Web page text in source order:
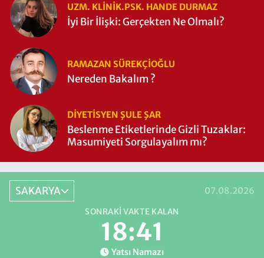
UZM. KLINIK.PSK. HANDE DURMAZ
İyi Bir İlişki: Gerçekten Ne Olmalı?
RAMAZAN SÜREKÇIOĞLU
Nereden Bakalım ?
DIYETISYEN ŞULE ŞAR
Beslenme Etiketlerinde Gizli Tuzaklar:
Masumiyeti Sorgulayalım mı?
SAKARYA 07.08.2026
SONRAKI VAKTE KALAN
18:41
Yatsı Namazı